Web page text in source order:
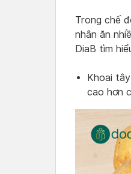
Trong chế
nhân ăn
DiaB tìm
Khoai
cao hơn